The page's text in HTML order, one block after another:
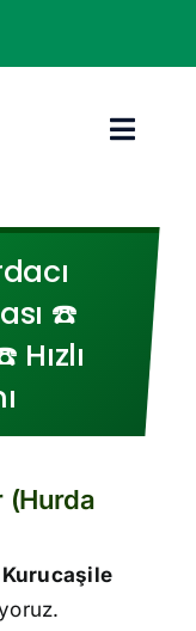
Fiyatları
Bölgeleri
☎️
(Hurda
Kurucaşile